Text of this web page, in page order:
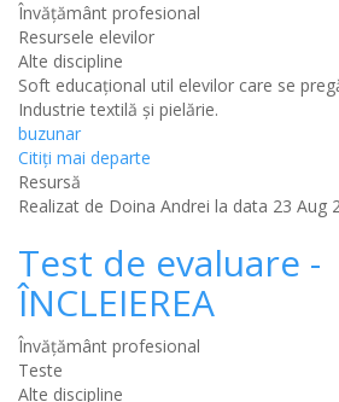
Învățământ profesional
Resursele elevilor
Alte discipline
Soft educațional util elevilor care se
Industrie textilă și pielărie.
buzunar
Citiţi mai departe
Resursă
Realizat de Doina Andrei la data 23 Aug
Test de evaluare -
ÎNCLEIEREA
Învățământ profesional
Teste
Alte discipline